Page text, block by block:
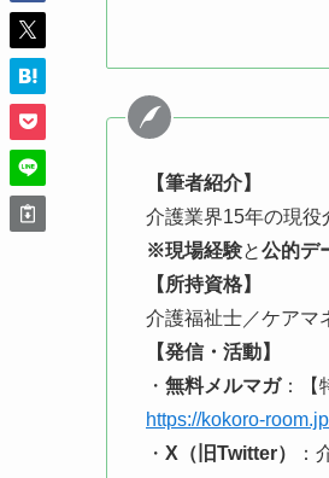
【筆者紹介】
介護業界15年の現役
※現場経験と公的デ
【所持資格】
介護福祉士／ケアマ
【発信・活動】
・ 無料メルマガ：【
https://kokoro-
・ X（旧Twitter）
：